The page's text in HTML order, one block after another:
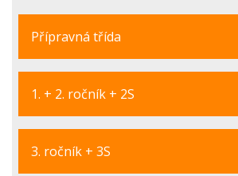
Přípravná třída
1. + 2. ročník + 2S
3. ročník + 3S